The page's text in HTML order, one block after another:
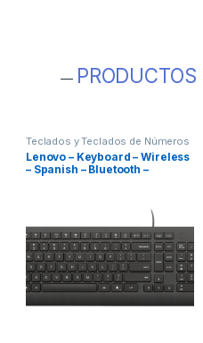
— PRODUCTOS
Teclados y Teclados de Números
Lenovo – Keyboard – Wireless
– Spanish – Bluetooth –